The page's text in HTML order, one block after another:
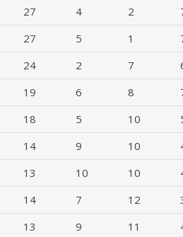
27 4 2
27 5 1
24 2 7
19 6 8
18 5 10
14 9 10
13 10 10
14 7 12
13 9 11